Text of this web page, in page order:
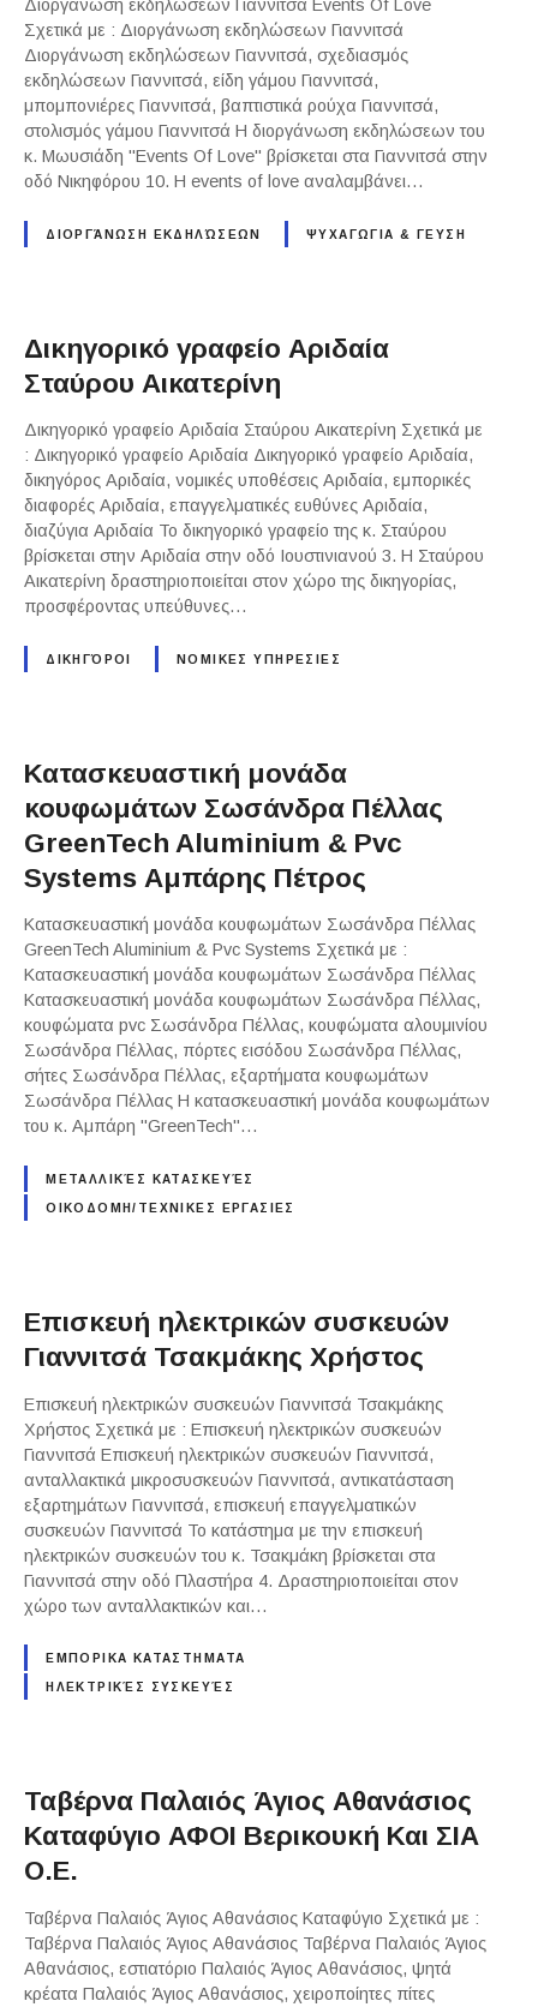
Διοργάνωση εκδηλώσεων Γιαννιτσά Events Of Love
Σχετικά με : Διοργάνωση εκδηλώσεων Γιαννιτσά
Διοργάνωση εκδηλώσεων Γιαννιτσά, σχεδιασμός
εκδηλώσεων Γιαννιτσά, είδη γάμου Γιαννιτσά,
μπομπονιέρες Γιαννιτσά, βαπτιστικά ρούχα Γιαννιτσά,
στολισμός γάμου Γιαννιτσά Η διοργάνωση εκδηλώσεων του
κ. Μωυσιάδη "Events Of Love" βρίσκεται στα Γιαννιτσά στην
οδό Νικηφόρου 10. Η events of love αναλαμβάνει…
ΔΙΟΡΓΆΝΩΣΗ ΕΚΔΗΛΏΣΕΩΝ ΨΥΧΑΓΩΓΙΑ & ΓΕΥΣΗ
Δικηγορικό γραφείο Αριδαία
Σταύρου Αικατερίνη
Δικηγορικό γραφείο Αριδαία Σταύρου Αικατερίνη Σχετικά με
: Δικηγορικό γραφείο Αριδαία Δικηγορικό γραφείο Αριδαία,
δικηγόρος Αριδαία, νομικές υποθέσεις Αριδαία, εμπορικές
διαφορές Αριδαία, επαγγελματικές ευθύνες Αριδαία,
διαζύγια Αριδαία Το δικηγορικό γραφείο της κ. Σταύρου
βρίσκεται στην Αριδαία στην οδό Ιουστινιανού 3. Η Σταύρου
Αικατερίνη δραστηριοποιείται στον χώρο της δικηγορίας,
προσφέροντας υπεύθυνες…
ΔΙΚΗΓΌΡΟΙ ΝΟΜΙΚΕΣ ΥΠΗΡΕΣΙΕΣ
Κατασκευαστική μονάδα
κουφωμάτων Σωσάνδρα Πέλλας
GreenTech Aluminium & Pvc
Systems Αμπάρης Πέτρος
Κατασκευαστική μονάδα κουφωμάτων Σωσάνδρα Πέλλας
GreenTech Aluminium & Pvc Systems Σχετικά με :
Κατασκευαστική μονάδα κουφωμάτων Σωσάνδρα Πέλλας
Κατασκευαστική μονάδα κουφωμάτων Σωσάνδρα Πέλλας,
κουφώματα pvc Σωσάνδρα Πέλλας, κουφώματα αλουμινίου
Σωσάνδρα Πέλλας, πόρτες εισόδου Σωσάνδρα Πέλλας,
σήτες Σωσάνδρα Πέλλας, εξαρτήματα κουφωμάτων
Σωσάνδρα Πέλλας Η κατασκευαστική μονάδα κουφωμάτων
του κ. Αμπάρη "GreenTech"…
ΜΕΤΑΛΛΙΚΈΣ ΚΑΤΑΣΚΕΥΈΣ
ΟΙΚΟΔΟΜΗ/ΤΕΧΝΙΚΕΣ ΕΡΓΑΣΙΕΣ
Επισκευή ηλεκτρικών συσκευών
Γιαννιτσά Τσακμάκης Χρήστος
Επισκευή ηλεκτρικών συσκευών Γιαννιτσά Τσακμάκης
Χρήστος Σχετικά με : Επισκευή ηλεκτρικών συσκευών
Γιαννιτσά Επισκευή ηλεκτρικών συσκευών Γιαννιτσά,
ανταλλακτικά μικροσυσκευών Γιαννιτσά, αντικατάσταση
εξαρτημάτων Γιαννιτσά, επισκευή επαγγελματικών
συσκευών Γιαννιτσά Το κατάστημα με την επισκευή
ηλεκτρικών συσκευών του κ. Τσακμάκη βρίσκεται στα
Γιαννιτσά στην οδό Πλαστήρα 4. Δραστηριοποιείται στον
χώρο των ανταλλακτικών και…
ΕΜΠΟΡΙΚΑ ΚΑΤΑΣΤΗΜΑΤΑ
ΗΛΕΚΤΡΙΚΈΣ ΣΥΣΚΕΥΈΣ
Ταβέρνα Παλαιός Άγιος Αθανάσιος
Καταφύγιο ΑΦΟΙ Βερικουκή Και ΣΙΑ
Ο.Ε.
Ταβέρνα Παλαιός Άγιος Αθανάσιος Καταφύγιο Σχετικά με :
Ταβέρνα Παλαιός Άγιος Αθανάσιος Ταβέρνα Παλαιός Άγιος
Αθανάσιος, εστιατόριο Παλαιός Άγιος Αθανάσιος, ψητά
κρέατα Παλαιός Άγιος Αθανάσιος, χειροποίητες πίτες